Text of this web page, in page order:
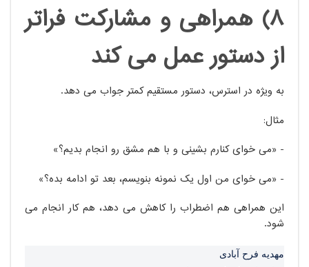
8) همراهی و مشارکت فراتر
از دستور عمل می کند
به ویژه در استرس، دستور مستقیم کمتر جواب می دهد.
مثال:
- «می خوای کنارم بشینی و با هم مشق رو انجام بدیم؟»
- «می خوای من اول یک نمونه بنویسم، بعد تو ادامه بده؟»
این همراهی هم اضطراب را کاهش می دهد، هم کار انجام می
شود.
مهدیه فرح آبادی